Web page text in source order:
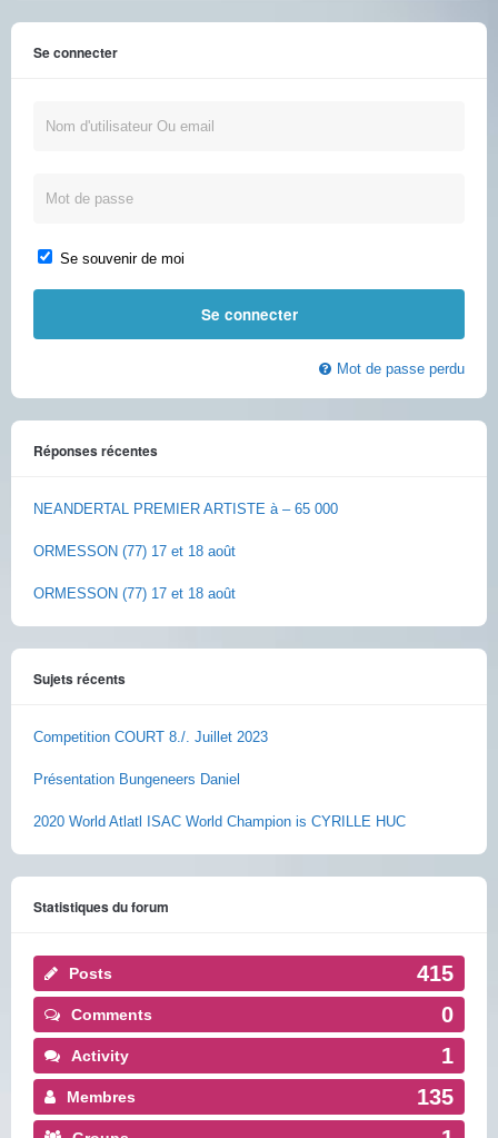
Se connecter
Se souvenir de moi
Mot de passe perdu
Réponses récentes
NEANDERTAL PREMIER ARTISTE à – 65 000
ORMESSON (77) 17 et 18 août
ORMESSON (77) 17 et 18 août
Sujets récents
Competition COURT 8./. Juillet 2023
Présentation Bungeneers Daniel
2020 World Atlatl ISAC World Champion is CYRILLE HUC
Statistiques du forum
Posts 415
Comments 0
Activity 1
Membres 135